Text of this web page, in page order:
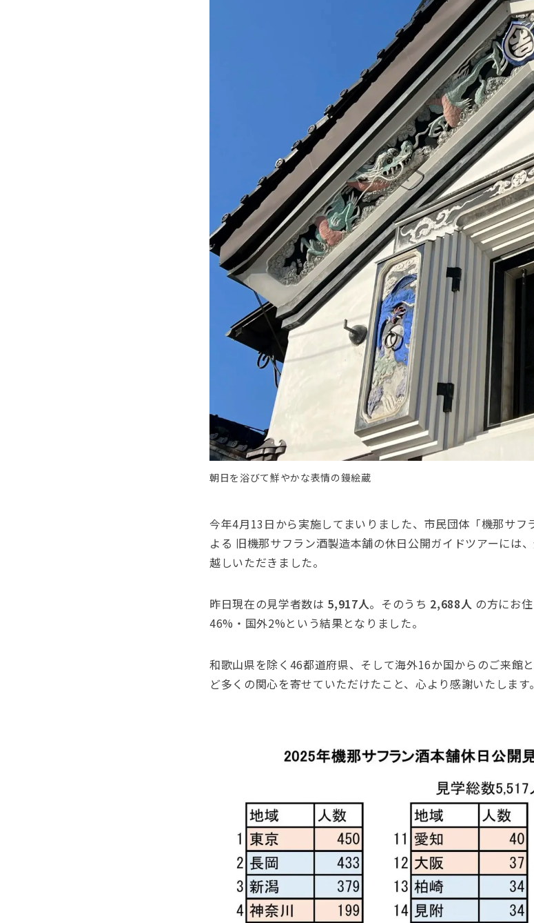
朝日を浴びて鮮やかな表情の鏝絵蔵
今年4月13日から実施してまいりました、市民団体「機那サフ
よる 旧機那サフラン酒製造本舗の休日公開ガイドツアーには
越しいただきました。
昨日現在の見学者数は 5,917人。そのうち 2,688人 の方にお
46%・国外2%という結果となりました。
和歌山県を除く46都道府県、そして海外16か国からのご来館
ど多くの関心を寄せていただけたこと、心より感謝いたします。